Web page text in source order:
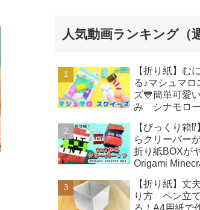
人気動画ランキング（
【折り紙】む
る♪マシュマロ
ズ💙簡単可愛
み シナモロール
How to make Origami
sanrio -
楽しい折り紙♪
【びっくり箱
らクリーパー
折り紙BOXが
Origami
みランド
【折り紙】丈
り方 ペン立
る！A4用紙で